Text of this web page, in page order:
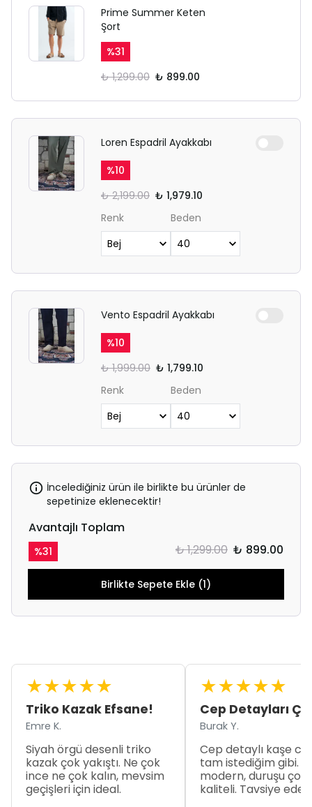
Prime Summer Keten
Şort
%31
₺ 1,299.00 ₺ 899.00
Loren Espadril Ayakkabı
%10
₺ 2,199.00 ₺ 1,979.10
Renk
Beden
Vento Espadril Ayakkabı
%10
₺ 1,999.00 ₺ 1,799.10
Renk
Beden
İncelediğiniz ürün ile birlikte bu ürünler de
sepetinize eklenecektir!
Avantajlı Toplam
%31 ₺ 1,299.00 ₺ 899.00
Birlikte Sepete Ekle (1)
★★★★★
Triko Kazak Efsane!
Emre K.
Siyah örgü desenli triko
kazak çok yakıştı. Ne çok
ince ne çok kalın, mevsim
geçişleri için ideal.
★★★★★
Cep Detayları
Burak Y.
Cep detaylı kaşe
tam istediğim gibi.
modern, duruşu çok
kaliteli. Tavsiye